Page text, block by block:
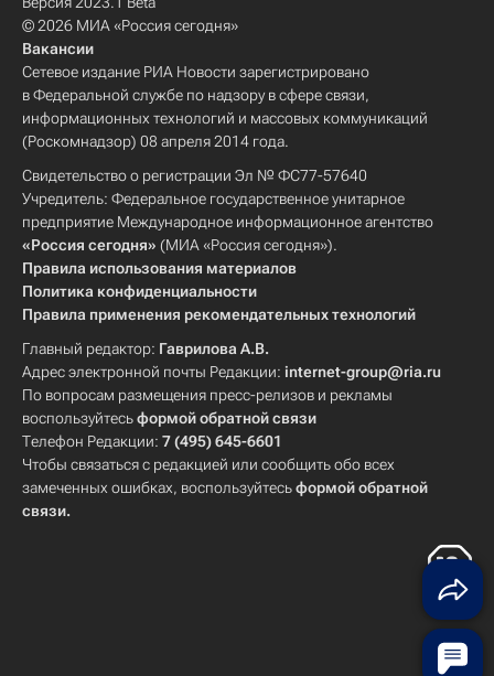
© 2026 МИА «Россия сегодня»
Вакансии
Сетевое издание РИА Новости зарегистрировано
в Федеральной службе по надзору в сфере связи,
информационных технологий и массовых коммуникаций
(Роскомнадзор) 08 апреля 2014 года.
Свидетельство о регистрации Эл № ФС77-57640
Учредитель: Федеральное государственное унитарное
предприятие Международное информационное агентство
«Россия сегодня» (МИА «Россия сегодня»).
Правила использования материалов
Политика конфиденциальности
Правила применения рекомендательных технологий
Главный редактор: Гаврилова А.В.
Адрес электронной почты Редакции: internet-group@ria.ru
По вопросам размещения пресс-релизов и рекламы
воспользуйтесьформой обратной связи
Телефон Редакции: 7 (495) 645-6601
Чтобы связаться с редакцией или сообщить обо всех
замеченных ошибках, воспользуйтесьформой обратной
связи.